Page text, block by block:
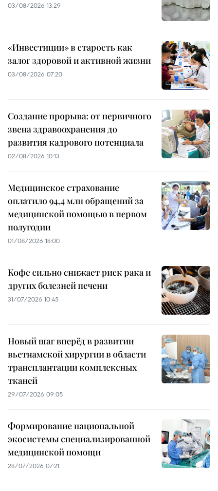
03/08/2026 13:29
«Инвестиции» в старость как
залог здоровой и активной жизни
03/08/2026 07:20
Создание прорыва: от первичного
звена здравоохранения до
развития кадрового потенциала
02/08/2026 10:13
Медицинское страхование
оплатило 94,4 млн обращений за
медицинской помощью в первом
полугодии
01/08/2026 18:00
Кофе сильно снижает риск рака и
других болезней печени
31/07/2026 10:45
Новый шаг вперёд в развитии
вьетнамской хирургии в области
трансплантации комплексных
тканей
29/07/2026 09:05
Формирование национальной
экосистемы специализированной
медицинской помощи
28/07/2026 07:21